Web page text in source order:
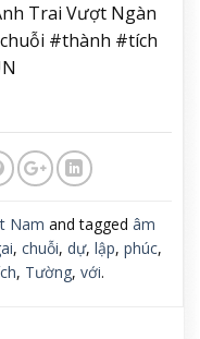
Trai Vượt Ngàn
#thành #tích
Nam and tagged âm
, chuỗi, dự, lập, phúc,
, Tường, với.